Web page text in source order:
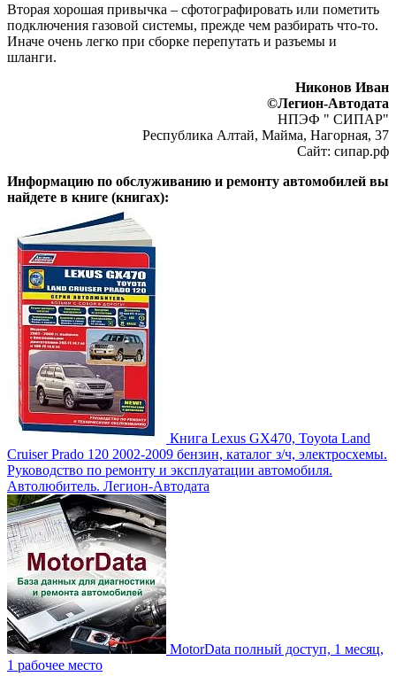
Вторая хорошая привычка – сфотографировать или пометить
подключения газовой системы, прежде чем разбирать что-то.
Иначе очень легко при сборке перепутать и разъемы и
шланги.
Никонов Иван
©Легион-Автодата
НПЭФ " СИПАР"
Республика Алтай, Майма, Нагорная, 37
Сайт: сипар.рф
Информацию по обслуживанию и ремонту автомобилей вы
найдете в книге (книгах):
Книга Lexus GX470, Toyota Land
Cruiser Prado 120 2002-2009 бензин, каталог з/ч, электросхемы.
Руководство по ремонту и эксплуатации автомобиля.
Автолюбитель. Легион-Aвтодата
MotorData полный доступ, 1 месяц,
1 рабочее место